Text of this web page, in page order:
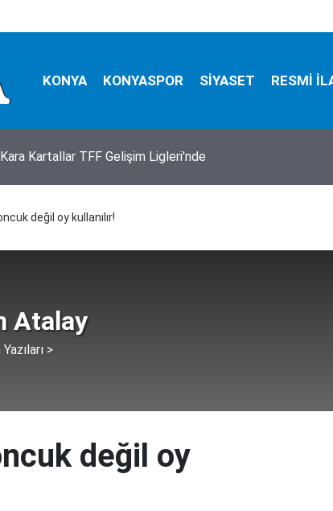
KONYA KONYASPOR SİYASET RESMİ
transfer başladı
değil oy kullanılır!
Atalay
>
değil oy